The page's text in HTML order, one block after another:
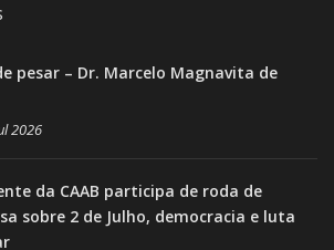
pesar – Dr. Marcelo Magnavita de
2026
da CAAB participa de roda de
sobre 2 de Julho, democracia e luta